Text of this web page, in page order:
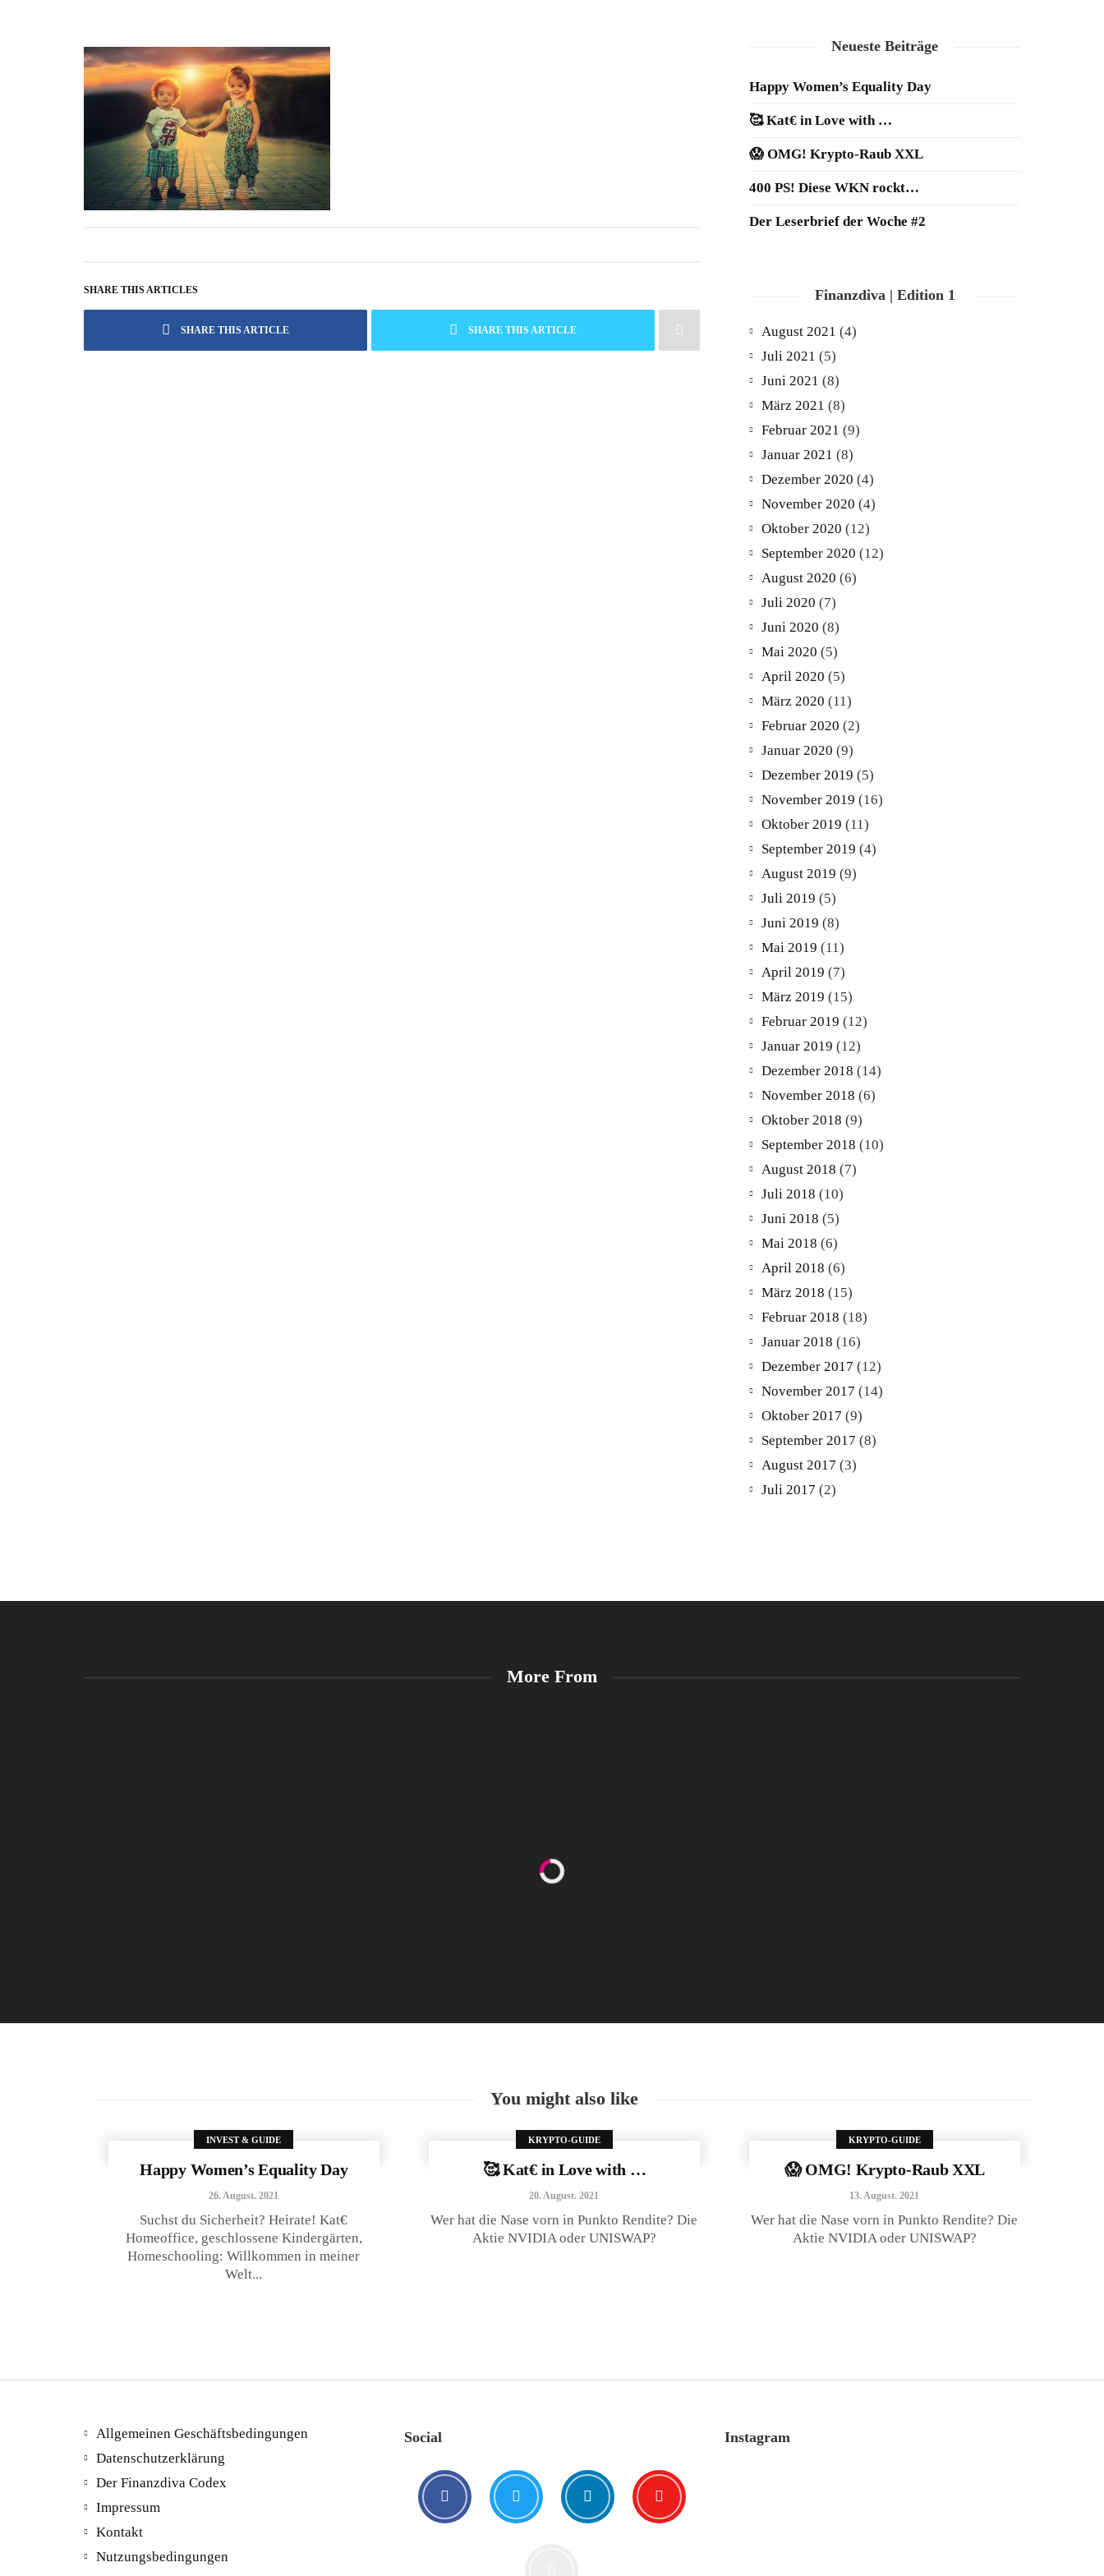
SHARE THIS ARTICLES
SHARE THIS ARTICLE SHARE THIS ARTICLE
Neueste Beiträge
Happy Women’s Equality Day
🥰 Kat€ in Love with …
😱 OMG! Krypto-Raub XXL
400 PS! Diese WKN rockt…
Der Leserbrief der Woche #2
Finanzdiva | Edition 1
August 2021 (4)
Juli 2021 (5)
Juni 2021 (8)
März 2021 (8)
Februar 2021 (9)
Januar 2021 (8)
Dezember 2020 (4)
November 2020 (4)
Oktober 2020 (12)
September 2020 (12)
August 2020 (6)
Juli 2020 (7)
Juni 2020 (8)
Mai 2020 (5)
April 2020 (5)
März 2020 (11)
Februar 2020 (2)
Januar 2020 (9)
Dezember 2019 (5)
November 2019 (16)
Oktober 2019 (11)
September 2019 (4)
August 2019 (9)
Juli 2019 (5)
Juni 2019 (8)
Mai 2019 (11)
April 2019 (7)
März 2019 (15)
Februar 2019 (12)
Januar 2019 (12)
Dezember 2018 (14)
November 2018 (6)
Oktober 2018 (9)
September 2018 (10)
August 2018 (7)
Juli 2018 (10)
Juni 2018 (5)
Mai 2018 (6)
April 2018 (6)
März 2018 (15)
Februar 2018 (18)
Januar 2018 (16)
Dezember 2017 (12)
November 2017 (14)
Oktober 2017 (9)
September 2017 (8)
August 2017 (3)
Juli 2017 (2)
More From
20. August. 2021
You might also like
INVEST & GUIDE
Happy Women’s Equality Day
26. August. 2021
Suchst du Sicherheit? Heirate! Kat€
Homeoffice, geschlossene Kindergärten,
Homeschooling: Willkommen in meiner
Welt...
KRYPTO-GUIDE
🥰 Kat€ in Love with …
20. August. 2021
Wer hat die Nase vorn in Punkto Rendite? Die
Aktie NVIDIA oder UNISWAP?
KRYPTO-GUIDE
😱 OMG! Krypto-Raub XXL
13. August. 2021
Wer hat die Nase vorn in Punkto Rendite? Die
Aktie NVIDIA oder UNISWAP?
Allgemeinen Geschäftsbedingungen
Datenschutzerklärung
Der Finanzdiva Codex
Impressum
Kontakt
Nutzungsbedingungen
Social Instagram